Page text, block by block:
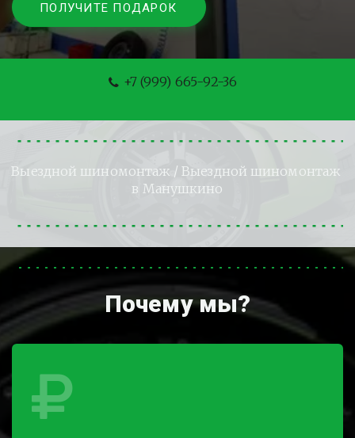
ПОЛУЧИТЕ ПОДАРОК
+7 (999) 665-92-36
Выездной шиномонтаж / Выездной шиномонтаж
в Манушкино
Почему мы?